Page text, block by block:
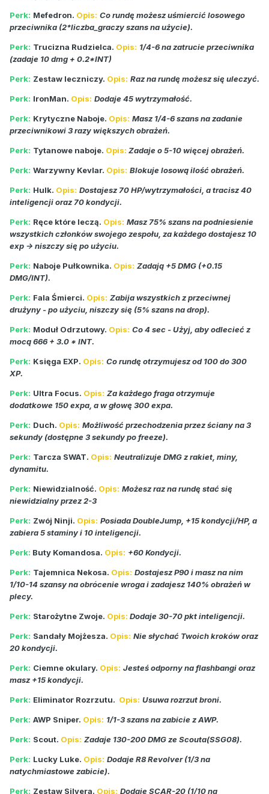
Perk: Mefedron. Opis: Co rundę możesz uśmiercić losowego
przeciwnika (2*liczba_graczy szans na użycie).
Perk: Trucizna Rudzielca. Opis: 1/4-6 na zatrucie przeciwnika
(zadaje 10 dmg + 0.2*INT)
Perk: Zestaw leczniczy. Opis: Raz na rundę możesz się uleczyć.
Perk: IronMan. Opis: Dodaje 45 wytrzymałość.
Perk: Krytyczne Naboje. Opis: Masz 1/4-6 szans na zadanie
przeciwnikowi 3 razy większych obrażeń.
Perk: Tytanowe naboje. Opis: Zadaje o 5-10 więcej obrażeń.
Perk: Warzywny Kevlar. Opis: Blokuje losową ilość obrażeń.
Perk: Hulk. Opis: Dostajesz 70 HP/wytrzymałości, a tracisz 40
inteligencji oraz 70 kondycji.
Perk: Ręce które leczą. Opis: Masz 75% szans na podniesienie
wszystkich członków swojego zespołu, za każdego dostajesz 10
exp -> niszczy się po użyciu.
Perk: Naboje Pułkownika. Opis: Zadają +5 DMG (+0.15
DMG/INT).
Perk: Fala Śmierci. Opis: Zabija wszystkich z przeciwnej
drużyny - po użyciu, niszczy się (5% szans na drop).
Perk: Moduł Odrzutowy. Opis: Co 4 sec - Użyj, aby odlecieć z
mocą 666 + 3.0 * INT.
Perk: Księga EXP. Opis: Co rundę otrzymujesz od 100 do 300
XP.
Perk: Ultra Focus. Opis: Za każdego fraga otrzymuje
dodatkowe 150 expa, a w głowę 300 expa.
Perk: Duch. Opis: Możliwość przechodzenia przez ściany na 3
sekundy (dostępne 3 sekundy po freeze).
Perk: Tarcza SWAT. Opis: Neutralizuje DMG z rakiet, miny,
dynamitu.
Perk: Niewidzialność. Opis: Możesz raz na rundę stać się
niewidzialny przez 2-3
Perk: Zwój Ninji. Opis: Posiada DoubleJump, +15 kondycji/HP, a
zabiera 5 staminy i 10 inteligencji.
Perk: Buty Komandosa. Opis: +60 Kondycji.
Perk: Tajemnica Nekosa. Opis: Dostajesz P90 i masz na nim
1/10-14 szansy na obrócenie wroga i zadajesz 140% obrażeń w
plecy.
Perk: Starożytne Zwoje. Opis: Dodaje 30-70 pkt inteligencji.
Perk: Sandały Mojżesza. Opis: Nie słychać Twoich kroków oraz
20 kondycji.
Perk: Ciemne okulary. Opis: Jesteś odporny na flashbangi oraz
masz +15 kondycji.
Perk: Eliminator Rozrzutu. Opis: Usuwa rozrzut broni.
Perk: AWP Sniper. Opis: 1/1-3 szans na zabicie z AWP.
Perk: Scout. Opis: Zadaje 130-200 DMG ze Scouta(SSG08).
Perk: Lucky Luke. Opis: Dodaje R8 Revolver (1/3 na
natychmiastowe zabicie).
Perk: Zestaw Silvera. Opis: Dodaje SCAR-20 (1/10 na